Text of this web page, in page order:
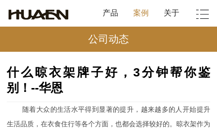
产品 案例 关于
公司动态
什么晾衣架牌子好，3分钟帮你鉴
别！--华恩
随着大众的生活水平得到显著的提升，越来越多的人开始提升
生活品质，在衣食住行等各个方面，也都会选择较好的。晾衣架作为